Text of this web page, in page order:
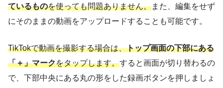
ているものを使っても問題ありません。また、編集をせず
にそのままの動画をアップロードすることも可能です。
TikTokで動画を撮影する場合は、トップ画面の下部にある
「＋」マークをタップします。すると画面が切り替わるの
で、下部中央にある丸の形をした録画ボタンを押しましょ